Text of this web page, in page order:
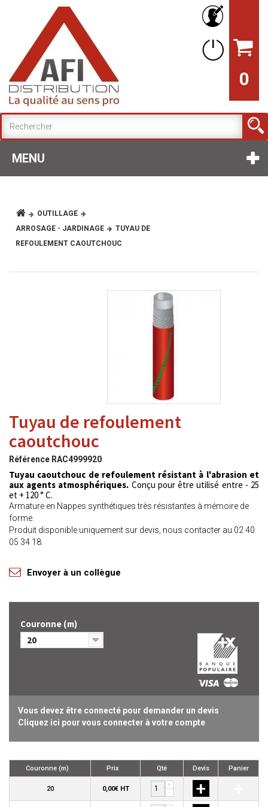
0
MENU
OUTILLAGE
ARROSAGE - JARDINAGE
TUYAU DE
REFOULEMENT CAOUTCHOUC
Tuyau de refoulement
caoutchouc
Référence RAC4999920
Tuyau caoutchouc de refoulement résistant à l'abrasion et
aux agents atmosphériques. Conçu pour être utilisé entre - 25
et + 120 ° C.
Armature en Nappes synthétiques très résistantes à mémoire de
forme.
Produit disponible uniquement sur devis, nous contacter au 02 40
05 34 18.
Envoyer à un collègue
Couronne (m)
20
Vous devez être connecté pour demander un devis
Cliquez ici pour vous connecter à votre compte
Couronne (m) Prix Qté Devis Panier
20 0,00€ HT
+
-
+